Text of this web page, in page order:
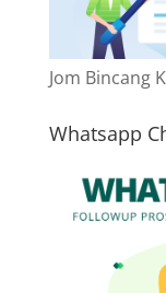
Jom Bincang
Whatsapp